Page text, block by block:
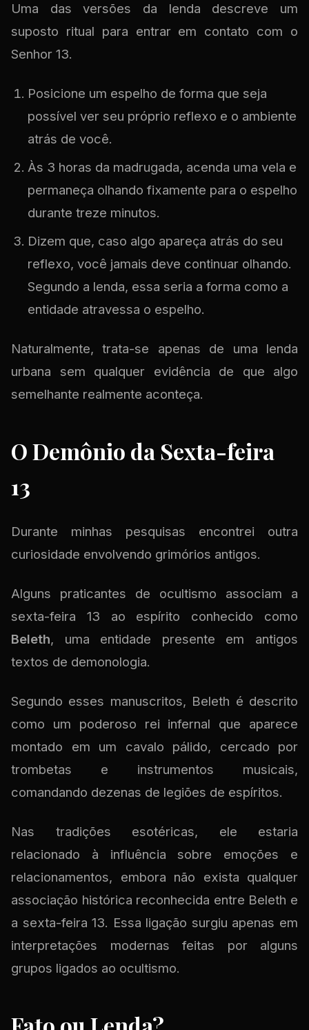
Uma das versões da lenda descreve um
suposto ritual para entrar em contato com o
Senhor 13.
Posicione um espelho de forma que seja
possível ver seu próprio reflexo e o ambiente
atrás de você.
Às 3 horas da madrugada, acenda uma vela e
permaneça olhando fixamente para o espelho
durante treze minutos.
Dizem que, caso algo apareça atrás do seu
reflexo, você jamais deve continuar olhando.
Segundo a lenda, essa seria a forma como a
entidade atravessa o espelho.
Naturalmente, trata-se apenas de uma lenda
urbana sem qualquer evidência de que algo
semelhante realmente aconteça.
O Demônio da Sexta-feira
13
Durante minhas pesquisas encontrei outra
curiosidade envolvendo grimórios antigos.
Alguns praticantes de ocultismo associam a
sexta-feira 13 ao espírito conhecido como
Beleth, uma entidade presente em antigos
textos de demonologia.
Segundo esses manuscritos, Beleth é descrito
como um poderoso rei infernal que aparece
montado em um cavalo pálido, cercado por
trombetas e instrumentos musicais,
comandando dezenas de legiões de espíritos.
Nas tradições esotéricas, ele estaria
relacionado à influência sobre emoções e
relacionamentos, embora não exista qualquer
associação histórica reconhecida entre Beleth e
a sexta-feira 13. Essa ligação surgiu apenas em
interpretações modernas feitas por alguns
grupos ligados ao ocultismo.